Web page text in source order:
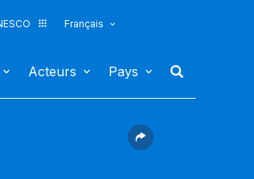
Français
Acteurs Pays